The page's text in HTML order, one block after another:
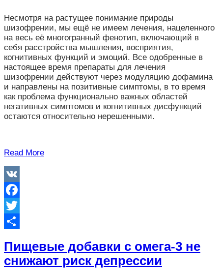
Несмотря на растущее понимание природы
шизофрении, мы ещё не имеем лечения, нацеленного
на весь её многогранный фенотип, включающий в
себя расстройства мышления, восприятия,
когнитивных функций и эмоций. Все одобренные в
настоящее время препараты для лечения
шизофрении действуют через модуляцию дофамина
и направлены на позитивные симптомы, в то время
как проблема функционально важных областей
негативных симптомов и когнитивных дисфункций
остаются относительно нерешенными.
Read More
VK
Facebook
Twitter
Пищевые добавки с омега-3 не
снижают риск депрессии